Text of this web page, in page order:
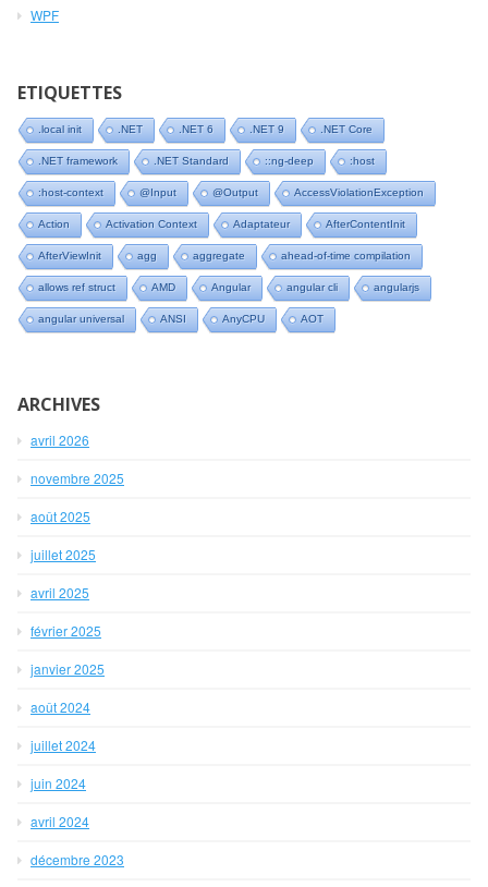
WPF
ETIQUETTES
.local init .NET .NET 6 .NET 9 .NET Core
.NET framework .NET Standard ::ng-deep :host
:host-context @Input @Output AccessViolationException
Action Activation Context Adaptateur AfterContentInit
AfterViewInit agg aggregate ahead-of-time compilation
allows ref struct AMD Angular angular cli angularjs
angular universal ANSI AnyCPU AOT
ARCHIVES
avril 2026
novembre 2025
août 2025
juillet 2025
avril 2025
février 2025
janvier 2025
août 2024
juillet 2024
juin 2024
avril 2024
décembre 2023